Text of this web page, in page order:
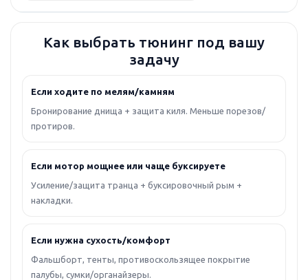
Как выбрать тюнинг под вашу
задачу
Если ходите по мелям/камням
Бронирование днища + защита киля. Меньше порезов/
протиров.
Если мотор мощнее или чаще буксируете
Усиление/защита транца + буксировочный рым +
накладки.
Если нужна сухость/комфорт
Фальшборт, тенты, противоскользящее покрытие
палубы, сумки/органайзеры.